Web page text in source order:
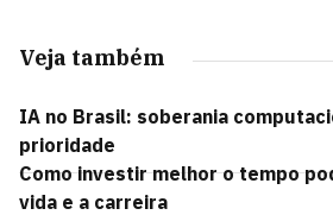
Veja também
IA no Brasil: soberania
prioridade
Como investir melhor o tempo
vida e a carreira